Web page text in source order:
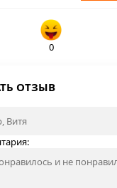
0
ОТЗЫВ